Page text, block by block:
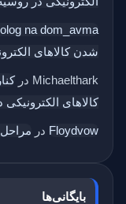
na dom_avma
شدن کالاهای
Michaelthark در
کالاهای
Floydvow در مراحل
بایگانی‌ها